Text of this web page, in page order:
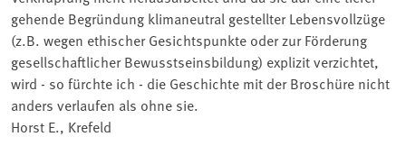
gehende Begründung klimaneutral gestellter Lebensvollzüge
(z.B. wegen ethischer Gesichtspunkte oder zur Förderung
gesellschaftlicher Bewusstseinsbildung) explizit verzichtet,
wird - so fürchte ich - die Geschichte mit der Broschüre nicht
anders verlaufen als ohne sie.
Horst E., Krefeld